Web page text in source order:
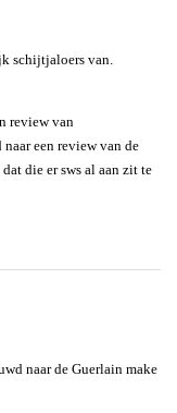
schijtjaloers van.
review van
een review van de
die er sws al aan zit te
naar de Guerlain make